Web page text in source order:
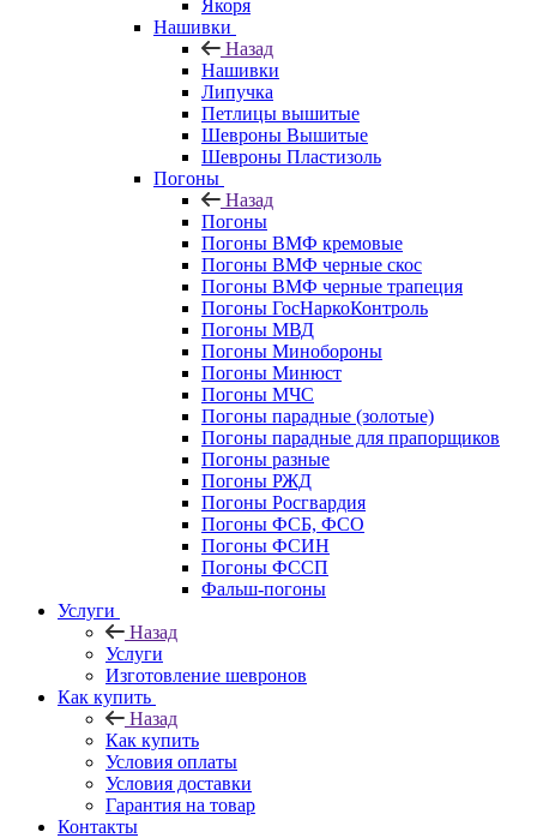
Якоря
Нашивки
Назад
Нашивки
Липучка
Петлицы вышитые
Шевроны Вышитые
Шевроны Пластизоль
Погоны
Назад
Погоны
Погоны ВМФ кремовые
Погоны ВМФ черные скос
Погоны ВМФ черные трапеция
Погоны ГосНаркоКонтроль
Погоны МВД
Погоны Минобороны
Погоны Минюст
Погоны МЧС
Погоны парадные (золотые)
Погоны парадные для прапорщиков
Погоны разные
Погоны РЖД
Погоны Росгвардия
Погоны ФСБ, ФСО
Погоны ФСИН
Погоны ФССП
Фальш-погоны
Услуги
Назад
Услуги
Изготовление шевронов
Как купить
Назад
Как купить
Условия оплаты
Условия доставки
Гарантия на товар
Контакты